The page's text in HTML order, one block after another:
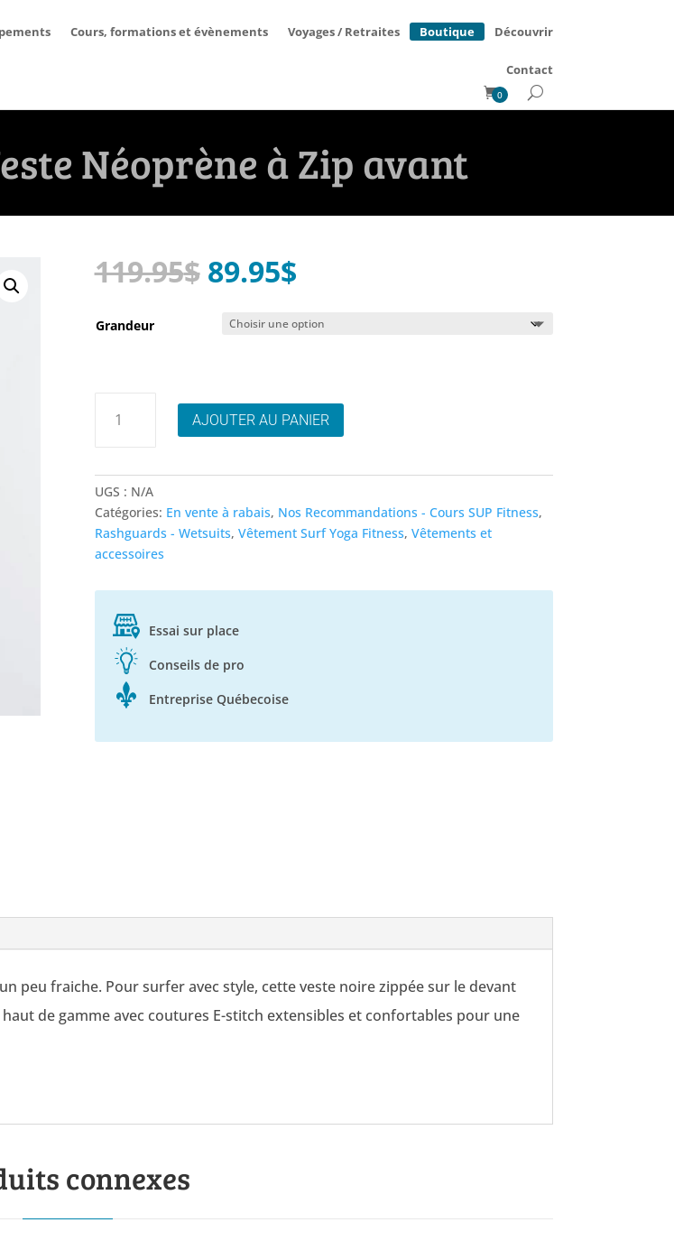
Cours, formations et évènements Voyages / Retraites Boutique Découvrir
Contact
0
Néoprène à Zip avant
119.95$ Le
initial
89.95$Le
actuel
Grandeur
G-
Bomb
Veste
Néoprène
Zip
avant
AJOUTER AU PANIER
UGS : N/A
Catégories: En vente à rabais, Nos Recommandations - Cours SUP Fitness,
Rashguards - Wetsuits, Vêtement Surf Yoga Fitness, Vêtements et
accessoires
Essai sur place
Conseils de pro
Entreprise Québecoise
peu fraiche. Pour surfer avec style, cette veste noire zippée sur le devant
de gamme avec coutures E-stitch extensibles et confortables pour une
connexes